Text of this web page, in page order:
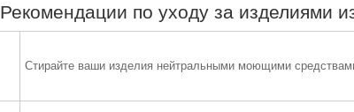
Рекомендации по уходу за изделиями
Стирайте ваши изделия нейтральными моющими